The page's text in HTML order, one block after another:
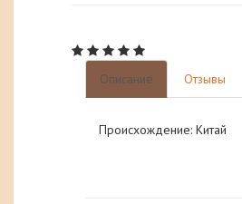
Описание Отзывы
Происхождение: Китай